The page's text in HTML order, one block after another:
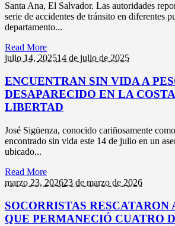
Santa Ana, El Salvador. Las autoridades
serie de accidentes de tránsito en diferentes
departamento...
Read More
julio 14, 202514 de julio de 2025
ENCUENTRAN SIN VIDA A
DESAPARECIDO EN LA
LIBERTAD
José Sigüenza, conocido cariñosamente
encontrado sin vida este 14 de julio en un
ubicado...
Read More
marzo 23, 202623 de marzo de 2026
SOCORRISTAS RESCATARON
QUE PERMANECIÓ CUATRO